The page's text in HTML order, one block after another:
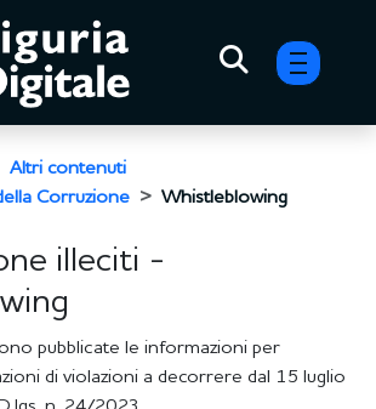
menu
Altri contenuti
Corruzione
Whistleblowing
illeciti -
pubblicate le informazioni per
di violazioni a decorrere dal 15 luglio